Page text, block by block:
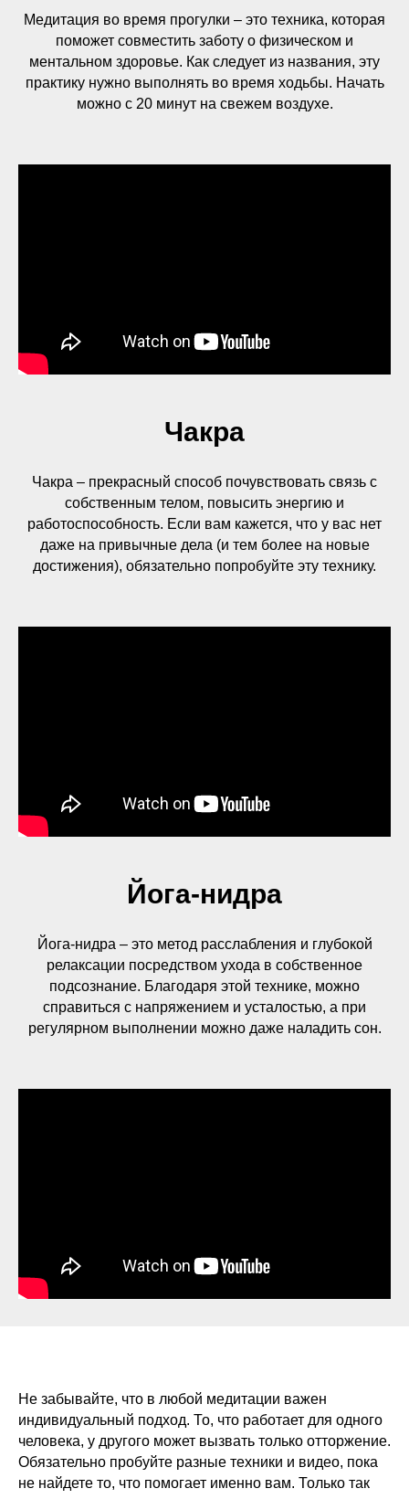
Медитация во время прогулки – это техника, которая
поможет совместить заботу о физическом и
ментальном здоровье. Как следует из названия, эту
практику нужно выполнять во время ходьбы. Начать
можно с 20 минут на свежем воздухе.
Чакра
Чакра – прекрасный способ почувствовать связь с
собственным телом, повысить энергию и
работоспособность. Если вам кажется, что у вас нет
даже на привычные дела (и тем более на новые
достижения), обязательно попробуйте эту технику.
Йога-нидра
Йога-нидра – это метод расслабления и глубокой
релаксации посредством ухода в собственное
подсознание. Благодаря этой технике, можно
справиться с напряжением и усталостью, а при
регулярном выполнении можно даже наладить сон.
Не забывайте, что в любой медитации важен
индивидуальный подход. То, что работает для одного
человека, у другого может вызвать только отторжение.
Обязательно пробуйте разные техники и видео, пока
не найдете то, что помогает именно вам. Только так